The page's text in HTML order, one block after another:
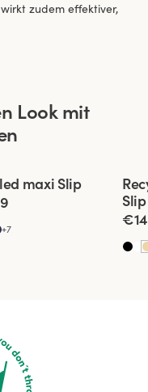
zudem effektiver,
Look mit
maxi Slip
+7
4
Slip